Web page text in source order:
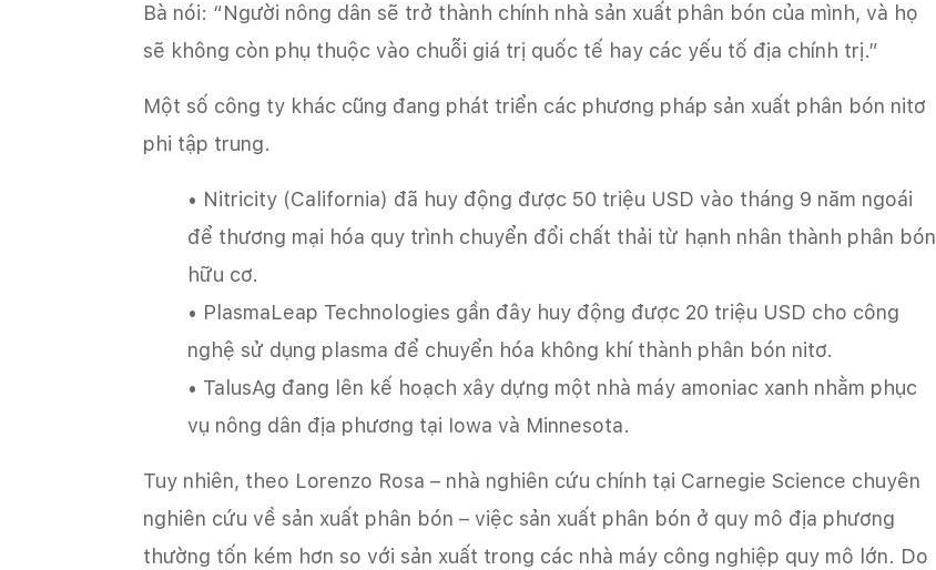
Bà nói: “Người nông dân sẽ trở thành chính nhà sản xuất phân bón của mình, và họ
sẽ không còn phụ thuộc vào chuỗi giá trị quốc tế hay các yếu tố địa chính trị.”
Một số công ty khác cũng đang phát triển các phương pháp sản xuất phân bón nitơ
phi tập trung.
• Nitricity (California) đã huy động được 50 triệu USD vào tháng 9 năm ngoái
để thương mại hóa quy trình chuyển đổi chất thải từ hạnh nhân thành phân bón
hữu cơ.
• PlasmaLeap Technologies gần đây huy động được 20 triệu USD cho công
nghệ sử dụng plasma để chuyển hóa không khí thành phân bón nitơ.
• TalusAg đang lên kế hoạch xây dựng một nhà máy amoniac xanh nhằm phục
vụ nông dân địa phương tại Iowa và Minnesota.
Tuy nhiên, theo Lorenzo Rosa – nhà nghiên cứu chính tại Carnegie Science chuyên
nghiên cứu về sản xuất phân bón – việc sản xuất phân bón ở quy mô địa phương
thường tốn kém hơn so với sản xuất trong các nhà máy công nghiệp quy mô lớn. Do